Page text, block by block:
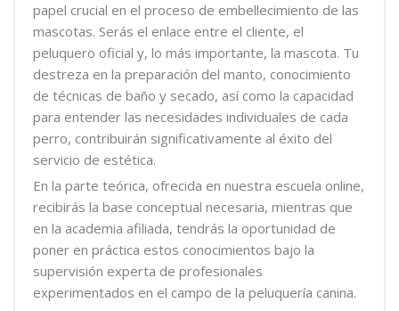
papel crucial en el proceso de embellecimiento de las
mascotas. Serás el enlace entre el cliente, el
peluquero oficial y, lo más importante, la mascota. Tu
destreza en la preparación del manto, conocimiento
de técnicas de baño y secado, así como la capacidad
para entender las necesidades individuales de cada
perro, contribuirán significativamente al éxito del
servicio de estética.
En la parte teórica, ofrecida en nuestra escuela online,
recibirás la base conceptual necesaria, mientras que
en la academia afiliada, tendrás la oportunidad de
poner en práctica estos conocimientos bajo la
supervisión experta de profesionales
experimentados en el campo de la peluquería canina.